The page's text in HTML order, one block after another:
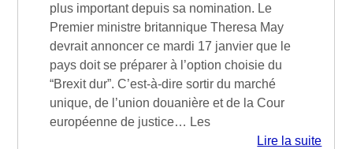
plus important depuis sa nomination. Le
Premier ministre britannique Theresa May
devrait annoncer ce mardi 17 janvier que le
pays doit se préparer à l’option choisie du
“Brexit dur”. C’est-à-dire sortir du marché
unique, de l’union douanière et de la Cour
européenne de justice… Les
Lire la suite